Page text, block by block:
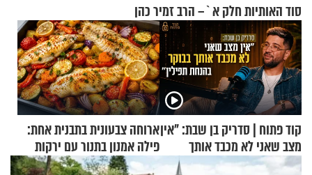
סוד האותיות חלק א`– הרב זמיר כהן
קוד פתוח | סדריק בן שבת: "אין
מצב שאני לא מכבד אותך
בבוקר בהנחת תפילין"
ארוחה צבעונית בתבנית אחת:
פילה אמנון בתנור עם ירקות